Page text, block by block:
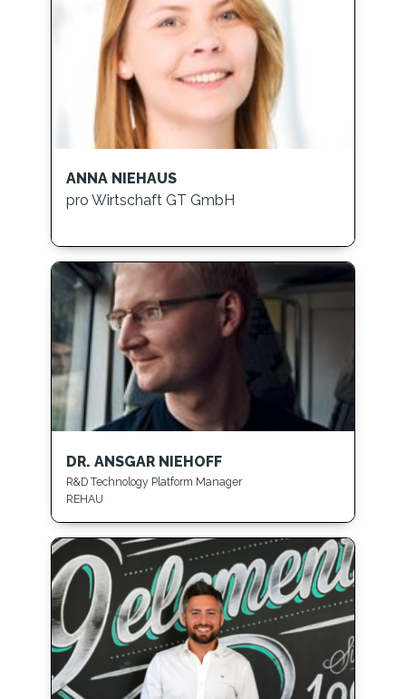
ANNA NIEHAUS
pro Wirtschaft GT GmbH
DR. ANSGAR NIEHOFF
R&D Technology Platform Manager
REHAU